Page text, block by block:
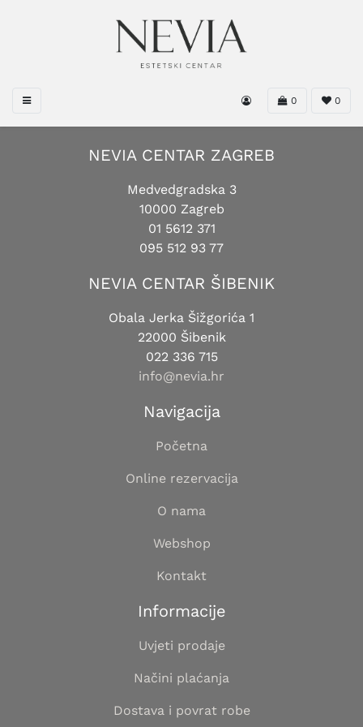
0 0
NEVIA CENTAR ZAGREB
Medvedgradska 3
10000 Zagreb
01 5612 371
095 512 93 77
NEVIA CENTAR ŠIBENIK
Obala Jerka Šižgorića 1
22000 Šibenik
022 336 715
info@nevia.hr
Navigacija
Početna
Online rezervacija
O nama
Webshop
Kontakt
Informacije
Uvjeti prodaje
Načini plaćanja
Dostava i povrat robe